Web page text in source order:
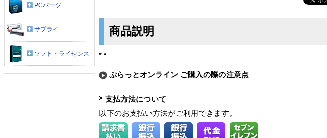
商品説明
” “
ぷらっとオンライン ご購入の際の注意点
支払方法について
以下のお支払い方法がご利用できます。
PCパーツ
サプライ
ソフト・ライセンス